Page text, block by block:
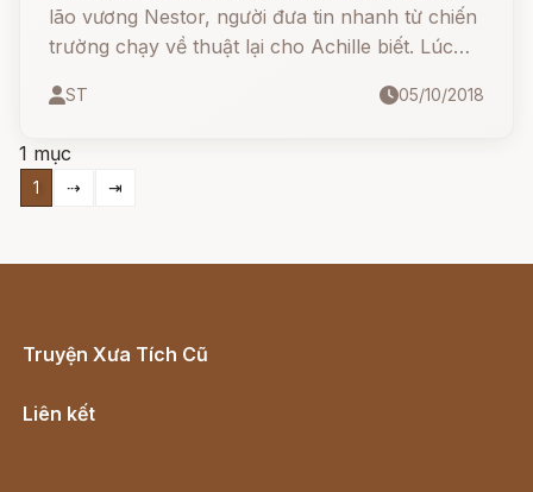
lão vương Nestor, người đưa tin nhanh từ chiến
trường chạy về thuật lại cho Achille biết. Lúc
tràn ngập lo âu khi nhìn thấy từ xa quân
đoàn thuyền
ST 05/10/2018
1 mục
1 ⇢ ⇥
Truyện Xưa Tích Cũ
Liên kết